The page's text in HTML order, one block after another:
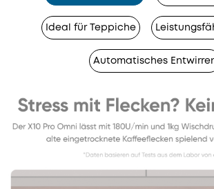
Ideal für Teppiche
Automatisches